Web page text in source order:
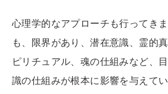
心理学的なアプローチも行ってき
も、限界があり、潜在意識、霊的
ピリチュアル、魂の仕組みなど、
識の仕組みが根本に影響を与えて